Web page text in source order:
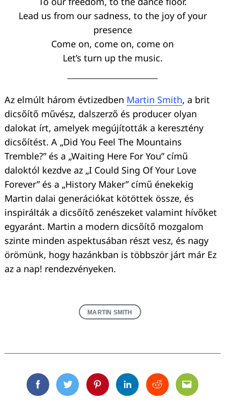
Lead us from our sadness, to the joy of your
presence
Come on, come on, come on
Let’s turn up the music.
Az elmúlt három évtizedben Martin Smith, a brit
dicsőítő művész, dalszerző és producer olyan
dalokat írt, amelyek megújították a keresztény
dicsőítést. A „Did You Feel The Mountains
Tremble?” és a „Waiting Here For You” című
daloktól kezdve az „I Could Sing Of Your Love
Forever” és a „History Maker” című énekekig
Martin dalai generációkat kötöttek össze, és
inspirálták a dicsőítő zenészeket valamint hívőket
egyaránt. Martin a modern dicsőítő mozgalom
szinte minden aspektusában részt vesz, és nagy
örömünk, hogy hazánkban is többször járt már Ez
az a nap! rendezvényeken.
MARTIN SMITH
FacebookTwitterPinterestLinkedinRedditEmail